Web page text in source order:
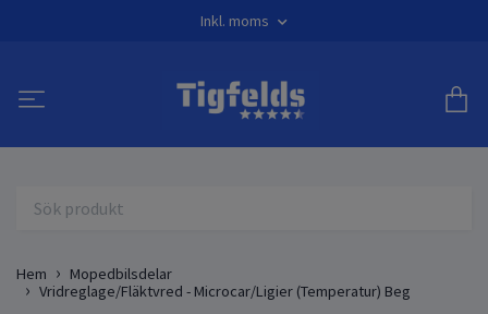
Inkl. moms
Hem
Mopedbilsdelar
Vridreglage/Fläktvred - Microcar/Ligier (Temperatur) Beg